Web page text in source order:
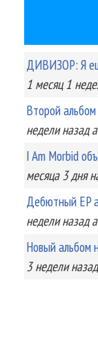
ДИВИЗОР: Я
1 месяц 1
Второй
неделиназад
I Am Morbid
месяца 3 дня
Дебютный EP
неделиназад
Новый альбом
3 неделиназад